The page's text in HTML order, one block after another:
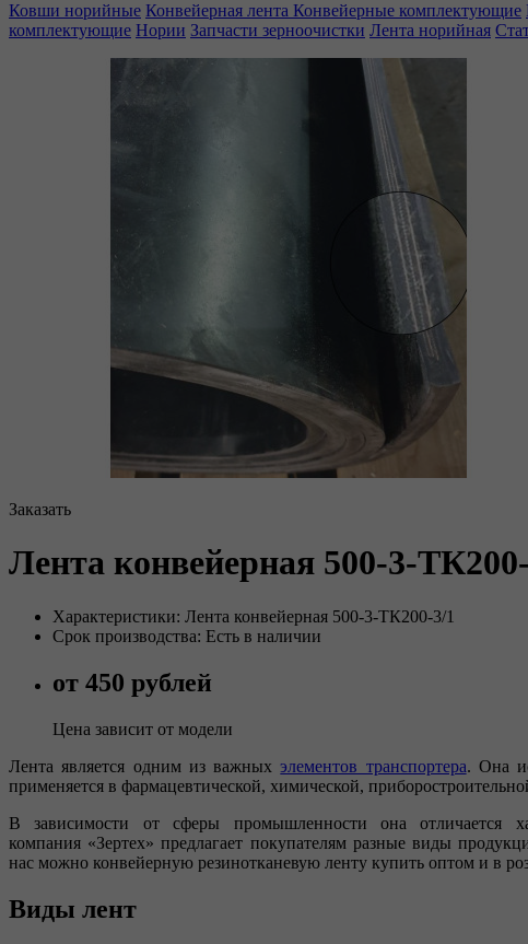
Ковши норийные Конвейерная лента Конвейерные комплектующие
комплектующие Нории Запчасти зерноочистки Лента норийная
Заказать
Лента конвейерная 500-3-
Характеристики: Лента конвейерная 500-3-ТК200-3/1
Срок производства: Есть в наличии
от 450 рублей
Цена зависит от модели
Лента является одним из важныхэлементов транспортера. Она
применяется в фармацевтической, химической,
В зависимости от сферы промышленности она отличается
компания «Зертех» предлагает покупателям разные виды
нас можно конвейерную резинотканевую ленту купить оптом и в
Виды лент